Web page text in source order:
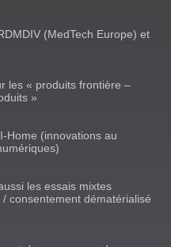
(MedTech Europe) et
les « produits frontière –
»
Home (innovations au
les essais mixtes
consentement dématérialisé